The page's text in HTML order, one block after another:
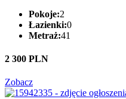
Pokoje:2
Łazienki:0
Metraż:41
2 300 PLN
Zobacz